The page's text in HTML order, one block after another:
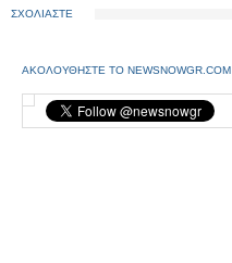
ΣΧΟΛΙΑΣΤΕ
ΑΚΟΛΟΥΘΗΣΤΕ ΤΟ NEWSNOWGR.COM